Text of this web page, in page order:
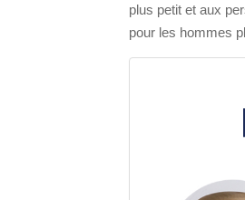
plus petit et aux
pour les hommes